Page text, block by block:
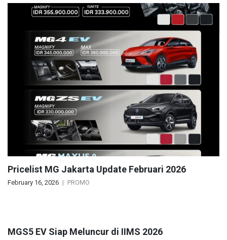
Pricelist MG Jakarta Update Februari 2026
February 16, 2026 PROMO
MGS5 EV Siap Meluncur di IIMS 2026